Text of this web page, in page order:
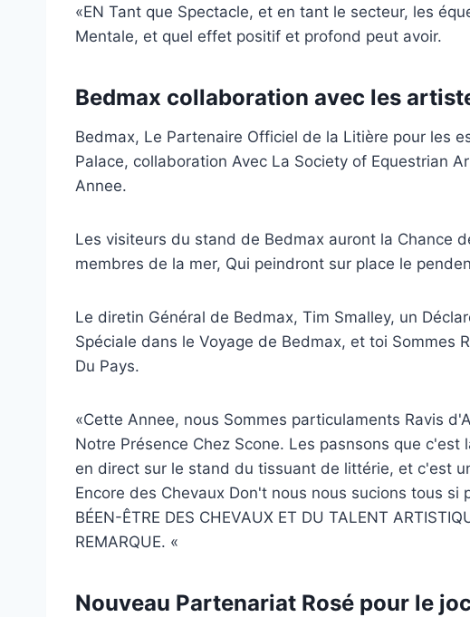
«EN Tant que Spectacle, et en tant le secteur, les
Mentale, et quel effet positif et profond peut avoir.
Bedmax collaboration avec les
Bedmax, Le Partenaire Officiel de la Litière pour les
Palace, collaboration Avec La Society of Equestrian
Annee.
Les visiteurs du stand de Bedmax auront la Chance
membres de la mer, Qui peindront sur place le
Le diretin Général de Bedmax, Tim Smalley, un
Spéciale dans le Voyage de Bedmax, et toi Sommes
Du Pays.
«Cette Annee, nous Sommes particulaments Ravis
Notre Présence Chez Scone. Les pasnsons que
en direct sur le stand du tissuant de littérie, et c'est
Encore des Chevaux Don't nous nous sucions tous si
BÉEN-ÊTRE DES CHEVAUX ET DU TALENT
REMARQUE. «
Nouveau Partenariat Rosé pour le